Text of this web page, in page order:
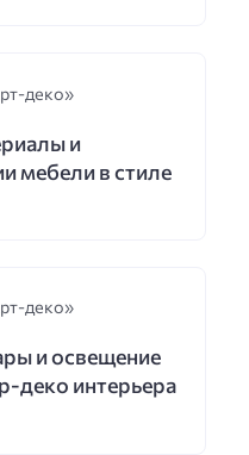
деко»
и
мебели в стиле
деко»
и освещение
деко интерьера